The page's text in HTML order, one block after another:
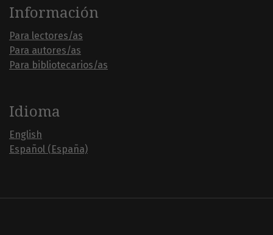
Información
Para lectores/as
Para autores/as
Para bibliotecarios/as
Idioma
English
Español (España)